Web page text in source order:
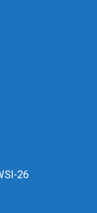
26